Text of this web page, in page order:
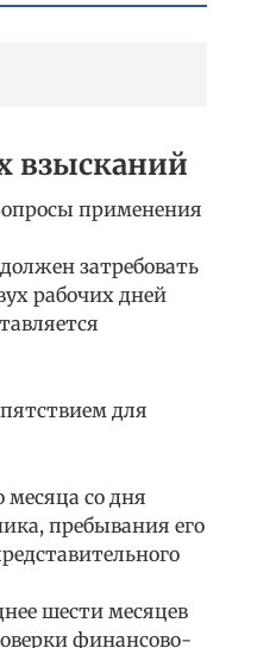
взысканий
применения
затребовать
рабочих дней
для
месяца со дня
пребывания его
шести месяцев
финансово-